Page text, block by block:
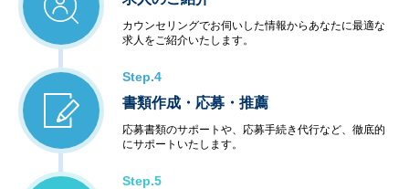
カウンセリングでお伺いした情報からあなたに最適な
求人をご紹介いたします。
Step.4
書類作成・応募・推薦
応募書類のサポートや、応募手続き代行など、徹底的
にサポートいたします。
Step.5